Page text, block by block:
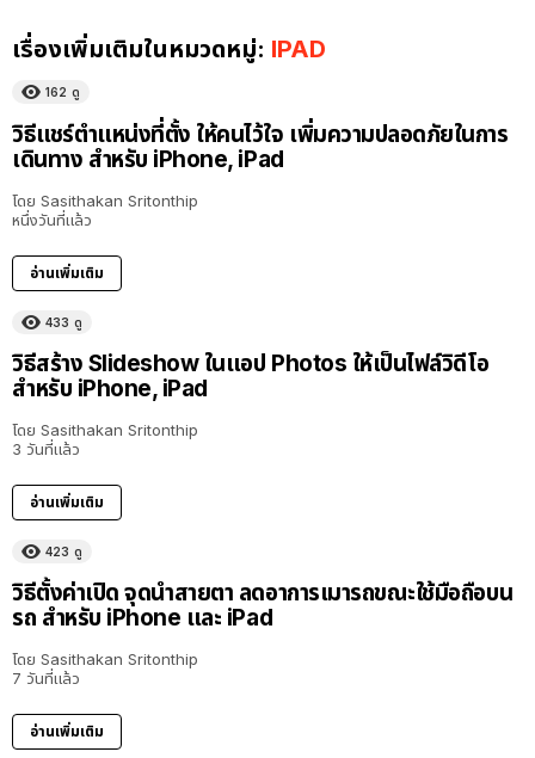
เรื่องเพิ่มเติมในหมวดหมู่: IPAD
162 ดู
วิธีแชร์ตำแหน่งที่ตั้ง ให้คนไว้ใจ เพิ่มความปลอดภัยในการ
เดินทาง สำหรับ iPhone, iPad
โดย Sasithakan Sritonthip
หนึ่งวันที่แล้ว
อ่านเพิ่มเติม
433 ดู
วิธีสร้าง Slideshow ในแอป Photos ให้เป็นไฟล์วิดีโอ
สำหรับ iPhone, iPad
โดย Sasithakan Sritonthip
3 วันที่แล้ว
อ่านเพิ่มเติม
423 ดู
วิธีตั้งค่าเปิด จุดนำสายตา ลดอาการเมารถขณะใช้มือถือบน
รถ สำหรับ iPhone และ iPad
โดย Sasithakan Sritonthip
7 วันที่แล้ว
อ่านเพิ่มเติม